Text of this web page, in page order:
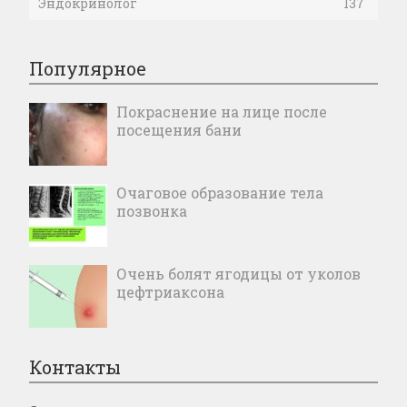
Популярное
Покраснение на лице после
посещения бани
Очаговое образование тела
позвонка
Очень болят ягодицы от уколов
цефтриаксона
Контакты